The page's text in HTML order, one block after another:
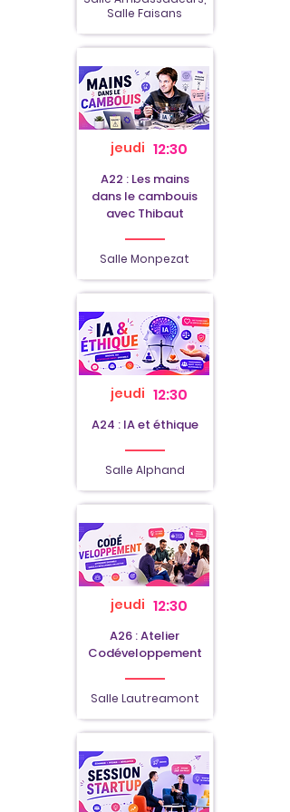
Salle Faisans
jeudi 12:30
A22 : Les mains
dans le cambouis
avec Thibaut
Salle Monpezat
jeudi 12:30
A24 : IA et éthique
Salle Alphand
jeudi 12:30
A26 : Atelier
Codéveloppement
Salle Lautreamont